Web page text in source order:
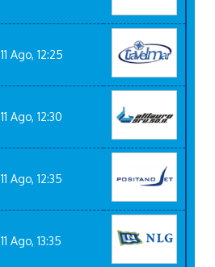
11 Ago, 12:25
11 Ago, 12:30
11 Ago, 12:35
11 Ago, 13:35